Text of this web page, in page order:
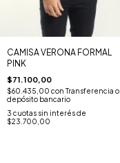
CAMISA VERONA FORMAL
PINK
$71.100,00
$60.435,00 con Transferencia o
depósito bancario
3 cuotas sin interés de
$23.700,00